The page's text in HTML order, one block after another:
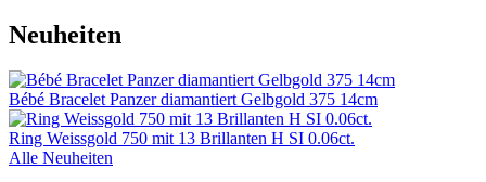
Neuheiten
Bébé Bracelet Panzer diamantiert Gelbgold 375 14cm
Ring Weissgold 750 mit 13 Brillanten H SI 0.06ct.
Alle Neuheiten